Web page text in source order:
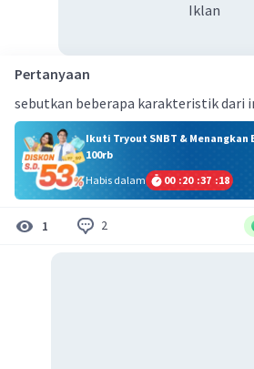
Iklan
Pertanyaan
sebutkan beberapa karakteristik dari
Ikuti Tryout SNBT & Menangkan
100rb
Habis dalam
00 :20 :37 :17
1 2